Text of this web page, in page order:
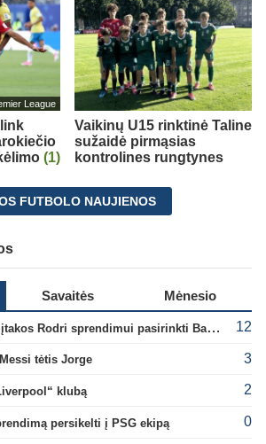
League
(1)
Vaikinų U15 rinktinė Taline
sužaidė pirmąsias
kontrolines rungtynes
FUTBOLO NAUJIENOS
Savaitės Mėnesio
Paaiškėjo, kas turėjo įtakos Rodri sprendimui pasirinkti Barselonos pusę 12
tėtis Jorge 3
klubą 2
persikelti į PSG ekipą 0